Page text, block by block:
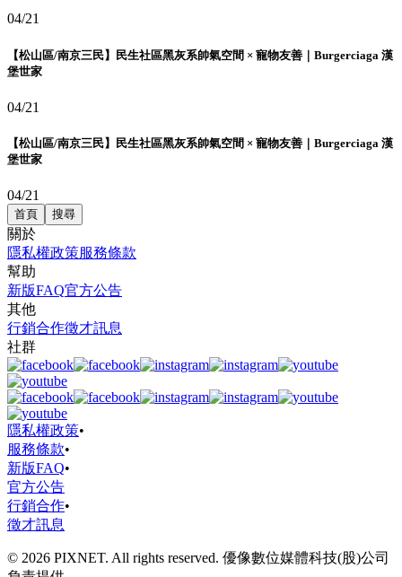
04/21
【松山區/南京三民】民生社區黑灰系帥氣空間 × 寵物友善｜Burgerciaga 漢
堡世家
04/21
【松山區/南京三民】民生社區黑灰系帥氣空間 × 寵物友善｜Burgerciaga 漢
堡世家
04/21
首頁 搜尋
關於
隱私權政策服務條款
幫助
新版FAQ官方公告
其他
行銷合作徵才訊息
社群
隱私權政策•
服務條款•
新版FAQ•
官方公告
行銷合作•
徵才訊息
© 2026 PIXNET. All rights reserved. 優像數位媒體科技(股)公司